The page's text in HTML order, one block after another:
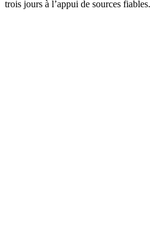
trois jours à l’appui de sources fiables.